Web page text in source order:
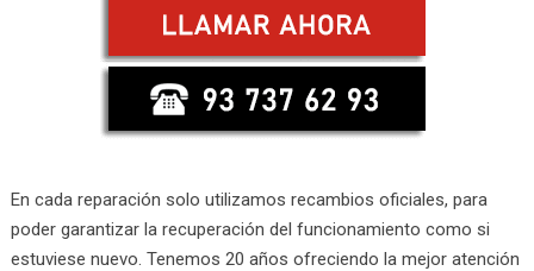
En cada reparación solo utilizamos recambios oficiales, para
poder garantizar la recuperación del funcionamiento como si
estuviese nuevo. Tenemos 20 años ofreciendo la mejor atención